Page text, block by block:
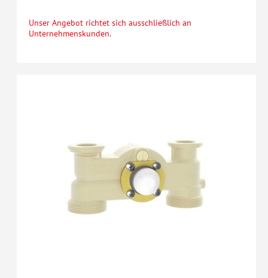
Unser Angebot richtet sich ausschließlich an
Unternehmenskunden.